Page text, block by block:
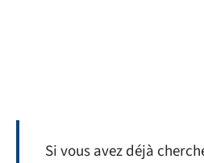
Si vous avez déjà